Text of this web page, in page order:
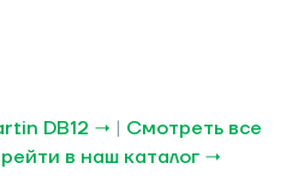
DB12 → | Смотреть все
в наш каталог →